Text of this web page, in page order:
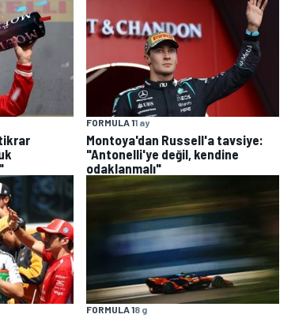
FORMULA 11 ay
Montoya'dan Russell'a tavsiye:
"Antonelli'ye değil, kendine
odaklanmalı"
FORMULA 18 g